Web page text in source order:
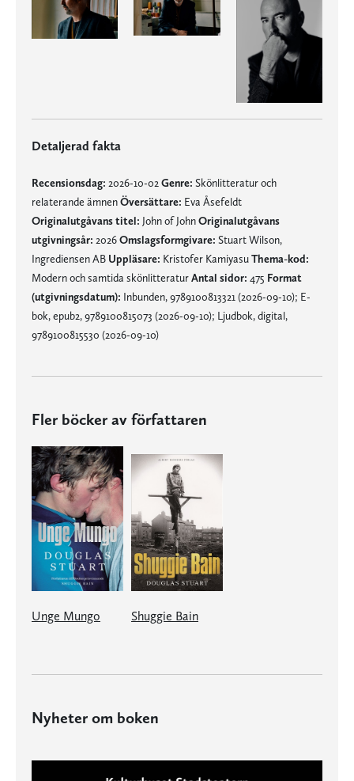
Detaljerad fakta
Recensionsdag: 2026-10-02 Genre: Skönlitteratur och
relaterande ämnenÖversättare: Eva Åsefeldt
Originalutgåvans titel: John of JohnOriginalutgåvans
utgivningsår: 2026Omslagsformgivare: Stuart Wilson,
Ingrediensen AB Uppläsare: Kristofer KamiyasuThema-kod:
Modern och samtida skönlitteraturAntal sidor: 475 Format
(utgivningsdatum): Inbunden, 9789100813321 (2026-09-10); E-
bok, epub2, 9789100815073 (2026-09-10); Ljudbok, digital,
9789100815530 (2026-09-10)
Fler böcker av författaren
Unge Mungo Shuggie Bain
Nyheter om boken